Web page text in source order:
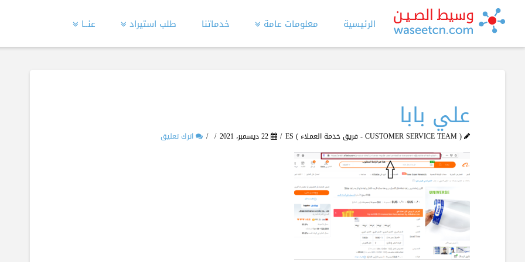
الرئيسية معلومات عامة خدماتنا طلب استيراد عنــا
علي بابا
( CUSTOMER SERVICE TEAM - فريق خدمة العملاء ) ES 22 ديسمبر، 2021 اترك تعليق